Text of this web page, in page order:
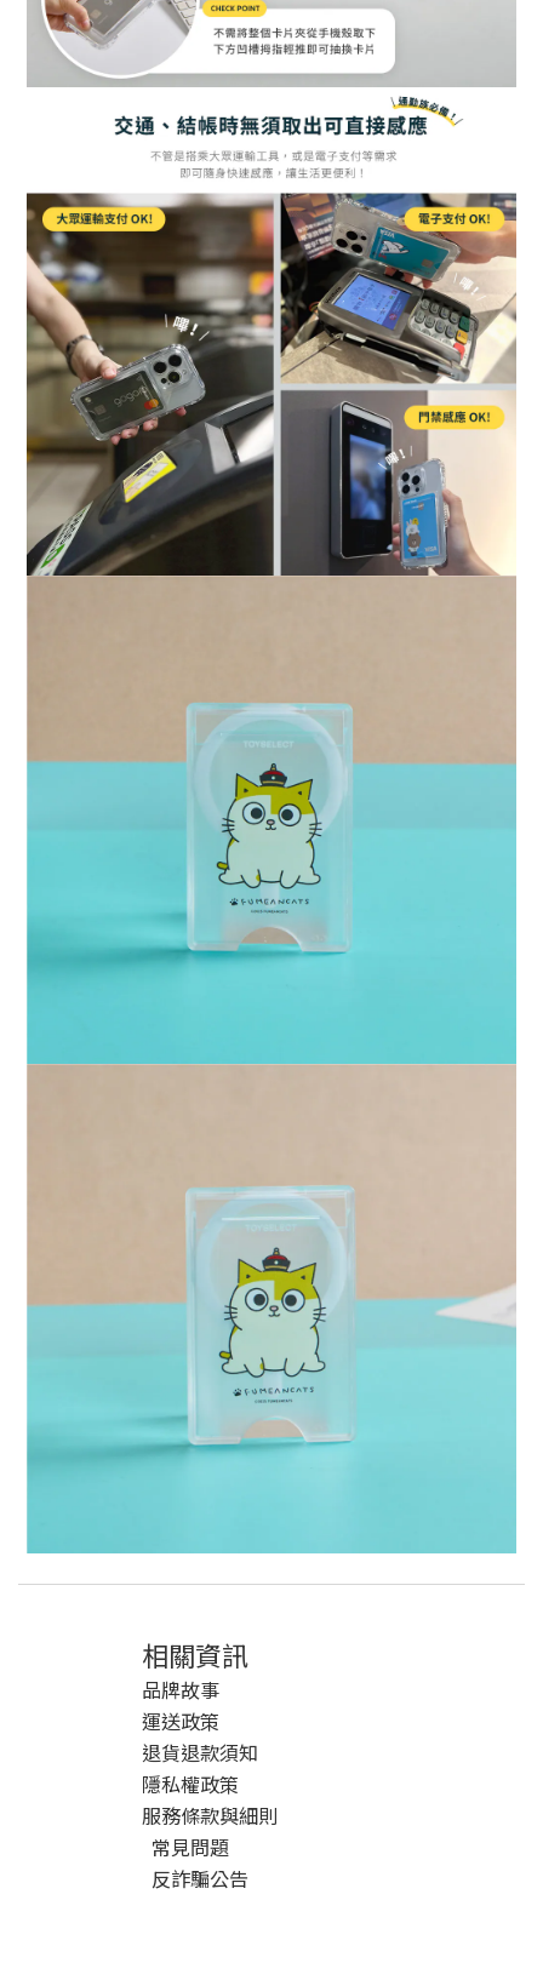
相關資訊
品牌故事
運送政策
退貨退款須知
隱私權政策
服務條款與細則
常見問題
反詐騙公告